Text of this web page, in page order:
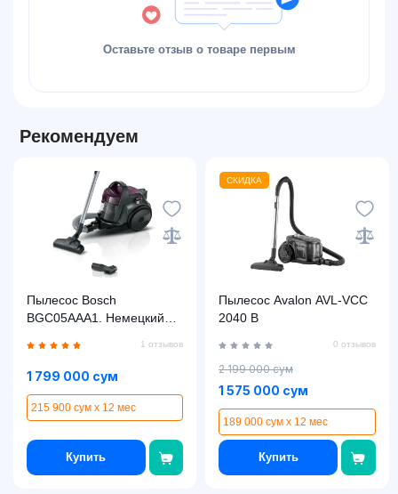
Оставьте отзыв о товаре первым
Рекомендуем
Пылесос Bosch
BGC05AAA1. Немецкий
1 отзывов
1 799 000 сум
215 900 сум x 12 мес
Купить
СКИДКА
Пылесос Avalon AVL-VCC
2040 B
0 отзывов
2 199 000 сум
1 575 000 сум
189 000 сум x 12 мес
Купить